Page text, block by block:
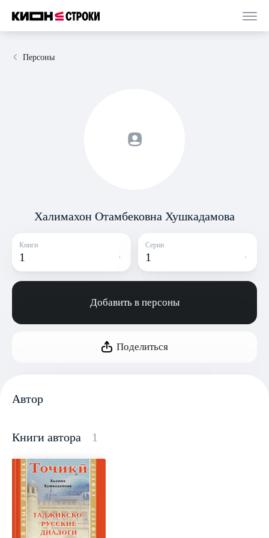
Персоны
Халимахон Отамбековна Хушкадамова
Книги
1
Серии
1
Добавить в персоны
Поделиться
Автор
Книги автора 1